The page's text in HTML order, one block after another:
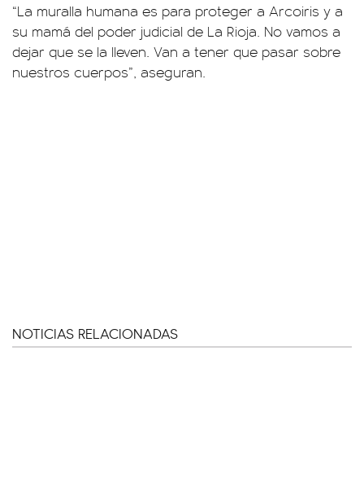
“La muralla humana es para proteger a Arcoiris y a
su mamá del poder judicial de La Rioja. No vamos a
dejar que se la lleven. Van a tener que pasar sobre
nuestros cuerpos”, aseguran.
NOTICIAS RELACIONADAS